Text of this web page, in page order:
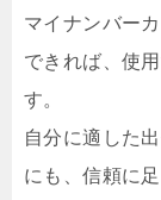
マイナンバー
できれば、使
す。
自分に適した
にも、信頼に